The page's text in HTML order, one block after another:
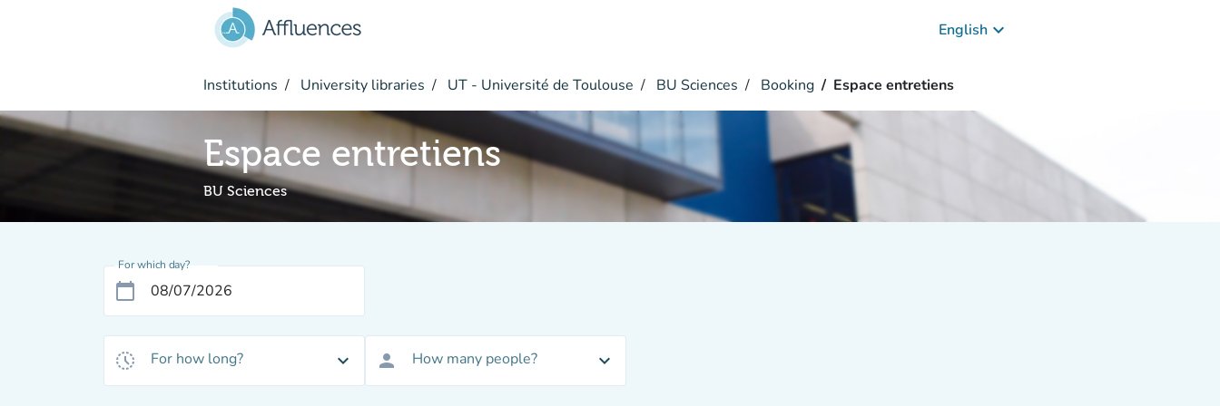
English keyboard_arrow_down
Institutions University libraries UT - Université de Toulouse BU Sciences Booking Espace entretiens
Espace entretiens
BU Sciences
For which day?
calendar_today
history_toggle_off For how long? expand_more person How many people? expand_more